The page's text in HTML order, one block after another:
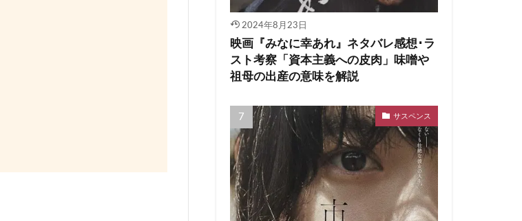
2024年8月23日
映画『みなに幸あれ』ネタバレ感想･ラ
スト考察「資本主義への皮肉」味噌や
祖母の出産の意味を解説
サスペンス